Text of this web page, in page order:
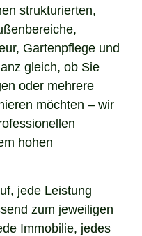
strukturierten,
Gartenpflege und
gleich, ob Sie
oder mehrere
möchten – wir
hohen
jede Leistung
zum jeweiligen
Immobilie, jedes